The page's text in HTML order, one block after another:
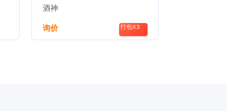
酒神
询价 打包X3